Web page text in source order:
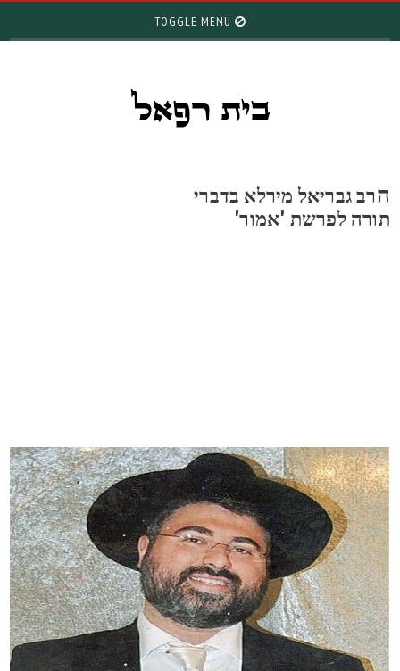
TOGGLE MENU
רב גבריאל מירלא בדברי
לפרשת 'אמור'